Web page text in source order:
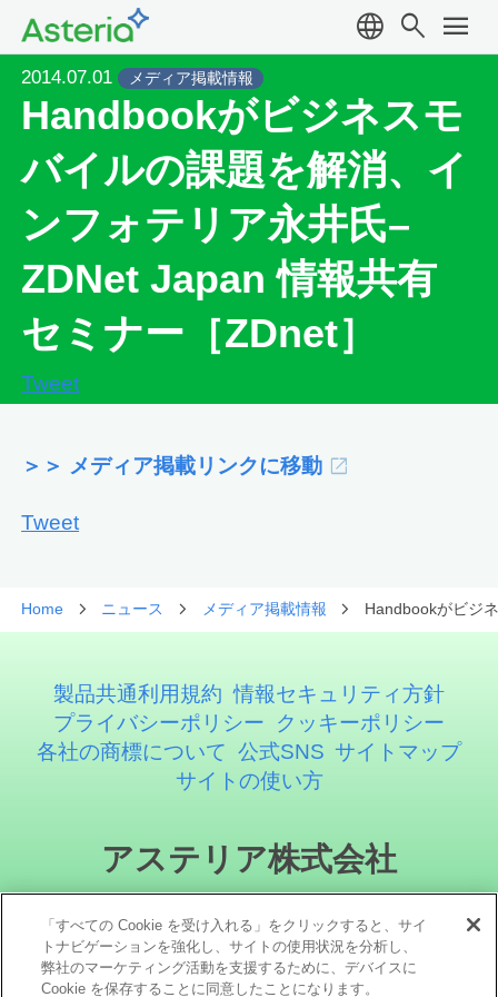
language search menu
2014.07.01 メディア掲載情報
Handbookがビジネスモ
バイルの課題を解消、イ
ンフォテリア永井氏–
ZDNet Japan 情報共有
セミナー［ZDnet］
Tweet
＞＞ メディア掲載リンクに移動
Tweet
Home ニュース メディア掲載情報 Handbookがビジ
製品共通利用規約 情報セキュリティ方針
プライバシーポリシー
クッキーポリシー
各社の商標について 公式SNS サイトマップ
サイトの使い方
アステリア株式会社
「すべての Cookie を受け入れる」をクリックすると、サイ
トナビゲーションを強化し、サイトの使用状況を分析し、
弊社のマーケティング活動を支援するために、デバイスに
Cookie を保存することに同意したことになります。